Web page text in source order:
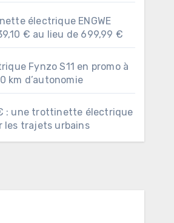
électrique ENGWE
€ au lieu de 699,99 €
Fynzo S11 en promo à
km d’autonomie
: une trottinette électrique
les trajets urbains